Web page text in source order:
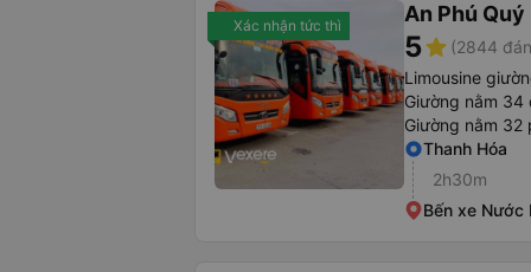
Xác nhận tức thì An Phú Quý
5star (2844
Limousine
Giường nằm 34
Giường nằm 32
Thanh Hóa
2h30m
Bến xe Nước